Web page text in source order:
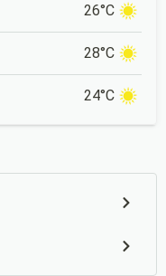
26°C
28°C
24°C